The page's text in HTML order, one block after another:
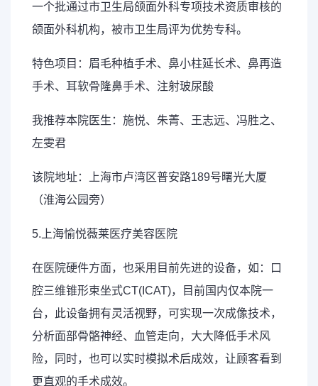
一个批通过市卫生局颌面外科专项技术资质审核的
颌面外科机构，被市卫生局评为优势专科。
特色项目：眉毛种植手术、鼻小柱延长术、鼻再造
手术、耳软骨隆鼻手术、注射玻尿酸
我推荐本院医生：施悦、朱菁、王志远、冯胜之、
左雯君
该院地址：上海市卢湾区普安路189号曙光大厦
（淮海公园旁）
5.上海愉悦薇莱医疗美容医院
在医院硬件方面，也采用目前先进的设备，如：口
腔三维锥形束坐式CT(ICAT)，目前国内仅本院一
台，此设备拥有灵活视野，可实现一次成像技术，
分析面部骨骼神经、血管走向，大大降低手术风
险，同时，也可以实时模拟术后成效，让顾客看到
更直观的手术成效。